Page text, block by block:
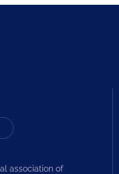
association of